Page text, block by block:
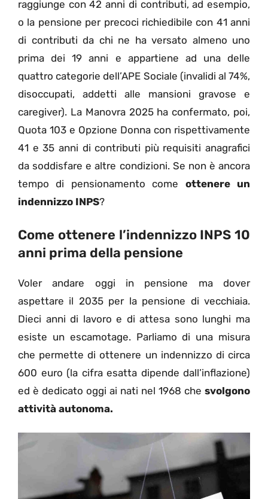
raggiunge con 42 anni di contributi, ad esempio,
o la pensione per precoci richiedibile con 41 anni
di contributi da chi ne ha versato almeno uno
prima dei 19 anni e appartiene ad una delle
quattro categorie dell’APE Sociale (invalidi al 74%,
disoccupati, addetti alle mansioni gravose e
caregiver). La Manovra 2025 ha confermato, poi,
Quota 103 e Opzione Donna con rispettivamente
41 e 35 anni di contributi più requisiti anagrafici
da soddisfare e altre condizioni. Se non è ancora
tempo di pensionamento come ottenere un
indennizzo INPS?
Come ottenere l’indennizzo INPS 10
anni prima della pensione
Voler andare oggi in pensione ma dover
aspettare il 2035 per la pensione di vecchiaia.
Dieci anni di lavoro e di attesa sono lunghi ma
esiste un escamotage. Parliamo di una misura
che permette di ottenere un indennizzo di circa
600 euro (la cifra esatta dipende dall’inflazione)
ed è dedicato oggi ai nati nel 1968 che svolgono
attività autonoma.